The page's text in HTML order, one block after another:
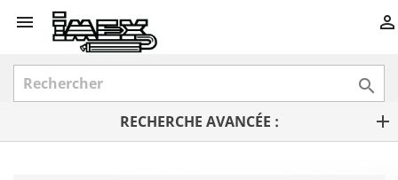
 

RECHERCHE AVANCÉE :